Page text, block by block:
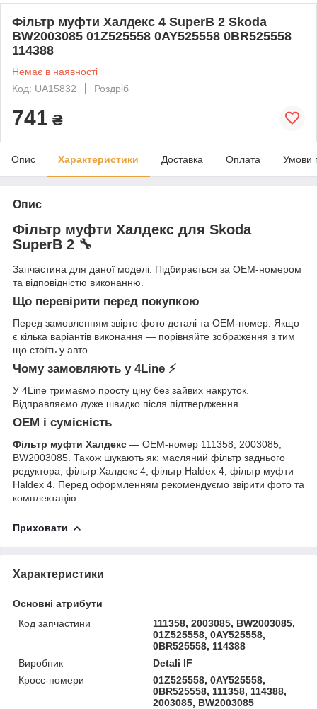
Фільтр муфти Халдекс 4 SuperB 2 Skoda
BW2003085 01Z525558 0AY525558 0BR525558
114388
Немає в наявності
Код: UA15832
Роздріб
741 ₴
Опис Характеристики Доставка Оплата Умови
Опис
Фільтр муфти Халдекс для Skoda
SuperB 2 🔧
Запчастина для даної моделі. Підбирається за OEM-номером
та відповідністю виконанню.
Що перевірити перед покупкою
Перед замовленням звірте фото деталі та OEM-номер. Якщо
є кілька варіантів виконання — порівняйте зображення з тим
що стоїть у авто.
Чому замовляють у 4Line ⚡
У 4Line тримаємо просту ціну без зайвих накруток.
Відправляємо дуже швидко після підтвердження.
OEM і сумісність
Фільтр муфти Халдекс — OEM-номер 111358, 2003085,
BW2003085. Також шукають як: масляний фільтр заднього
редуктора, фільтр Халдекс 4, фільтр Haldex 4, фільтр муфти
Haldex 4. Перед оформленням рекомендуємо звірити фото та
комплектацію.
Приховати
Характеристики
Основні атрибути
Код запчастини
111358, 2003085, BW2003085,
01Z525558, 0AY525558,
0BR525558, 114388
Виробник
Detali IF
Кросс-номери
01Z525558, 0AY525558,
0BR525558, 111358, 114388,
2003085, BW2003085